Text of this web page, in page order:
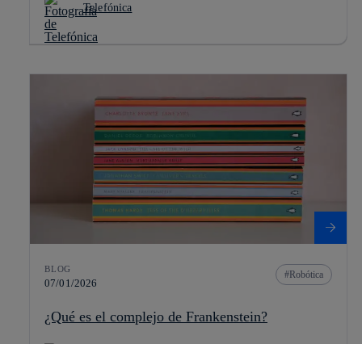
Telefónica
BLOG
07/01/2026
Robótica
¿Qué es el complejo de Frankenstein?